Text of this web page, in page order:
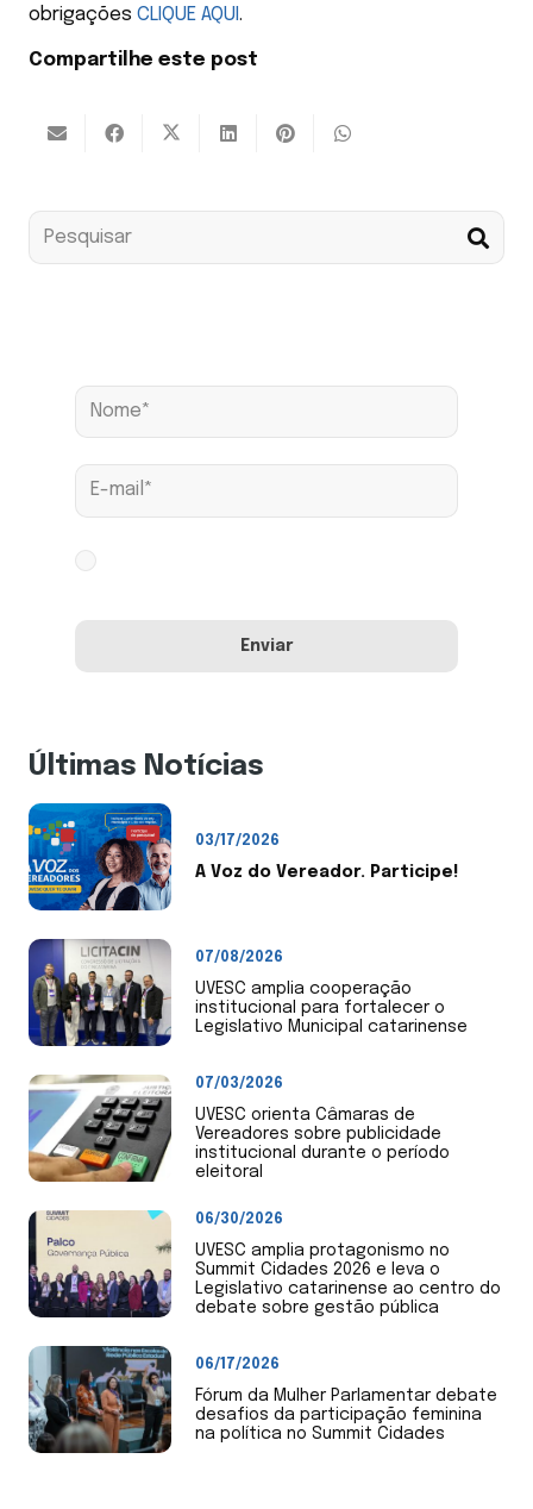
obrigações CLIQUE AQUI .
Compartilhe este post
Últimas Notícias
03/17/2026
A Voz do Vereador. Participe!
07/08/2026
UVESC amplia cooperação
institucional para fortalecer o
Legislativo Municipal catarinense
07/03/2026
UVESC orienta Câmaras de
Vereadores sobre publicidade
institucional durante o período
eleitoral
06/30/2026
UVESC amplia protagonismo no
Summit Cidades 2026 e leva o
Legislativo catarinense ao centro do
debate sobre gestão pública
06/17/2026
Fórum da Mulher Parlamentar debate
desafios da participação feminina
na política no Summit Cidades